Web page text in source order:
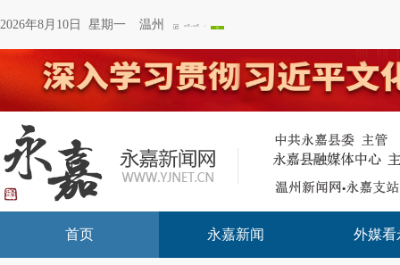
2026年8月10日 星期一 温州
首页 永嘉新闻 外媒看